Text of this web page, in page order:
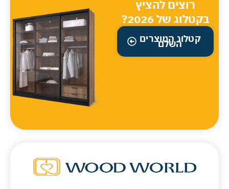
רוצים להציץ
בקטלוג של 2026?
קטלוג המוצרים
השלם